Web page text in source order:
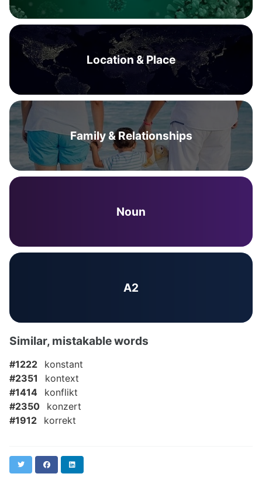
Location & Place
Family & Relationships
Noun
A2
Similar, mistakable words
#1222
konstant
#2351
kontext
#1414
konflikt
#2350
konzert
#1912
korrekt
Twitter Facebook